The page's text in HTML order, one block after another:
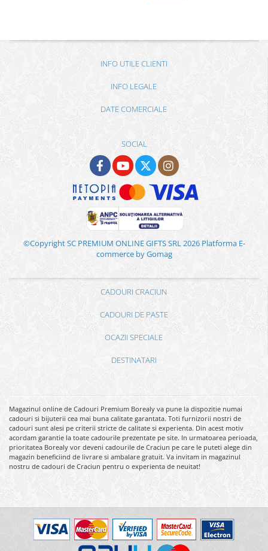
INFO UTILE CLIENTI
INFO LEGALE
DATE COMERCIALE
SOCIAL
©Copyright SC PREMIUM ONLINE GIFTS SRL 2026 Platforma E-
commerce by Gomag
CADOURI CRACIUN
CADOURI DE PASTE
OCAZII SPECIALE
DESTINATARI
Magazinul online de Cadouri Premium Borealy va pune la dispozitie numai
cadouri si bijuterii cea mai buna calitate garantata. Toti furnizorii nostri de
cadouri sunt alesi pe criterii stricte de calitate si experienta. Din acest motiv
acordam garantie la toate cadourile prezentate pe site. In urmatoarea perioada,
prioritatea Borealy vor deveni cadourile de Craciun pe care le puteti alege din
magazin beneficiind de livrare si ambalare gratuit. Va invitam in magazinul
nostru de cadouri de Craciun pentru o experienta de neuitat!